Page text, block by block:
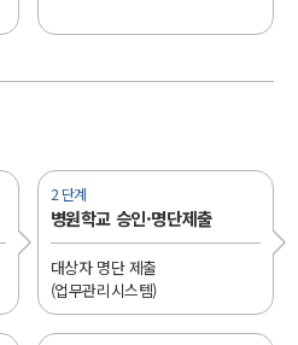
2 단계
병원학교 승인·명단제출
대상자 명단 제출
(업무관리시스템)